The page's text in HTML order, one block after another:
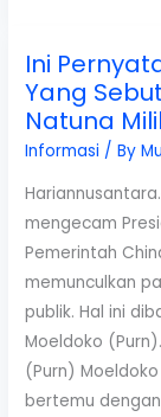
Kendaraan
Kepolisian
Dubai
Siap
Ini
Yang
Natuna
Informasi / By
mengecam
Pemerintah
memunculkan
publik. Hal ini
Moeldoko
(Purn)
bertemu